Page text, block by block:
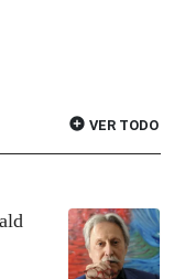
VER TODO